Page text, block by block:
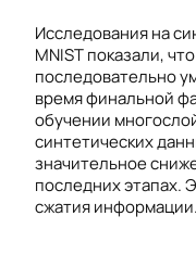
Исследования на
MNIST показали,
последовательно
время финальной
обучении
синтетических
значительное
последних этапах.
сжатия информации.